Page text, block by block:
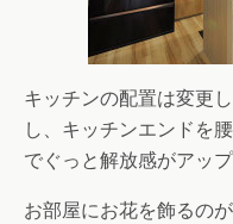
キッチンの配置は変更
し、キッチンエンドを
でぐっと解放感がアップ
お部屋にお花を飾るの